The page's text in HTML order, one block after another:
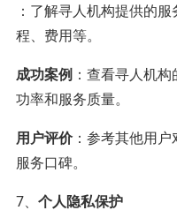
：了解寻人机构提供的
程、费用等。
成功案例：查看寻人机
功率和服务质量。
用户评价：参考其他用户
服务口碑。
7、 个人隐私保护